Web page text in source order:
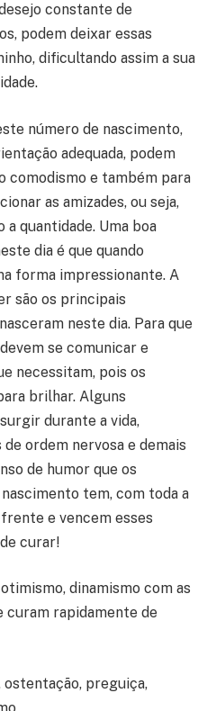
constante de
podem deixar essas
dificultando assim a sua
número de nascimento,
adequada, podem
comodismo e também para
as amizades, ou seja,
a quantidade. Uma boa
dia é que quando
forma impressionante. A
são os principais
neste dia. Para que
se comunicar e
necessitam, pois os
brilhar. Alguns
durante a vida,
ordem nervosa e demais
de humor que os
tem, com toda a
e vencem esses
curar!
dinamismo com as
curam rapidamente de
ostentação, preguiça,